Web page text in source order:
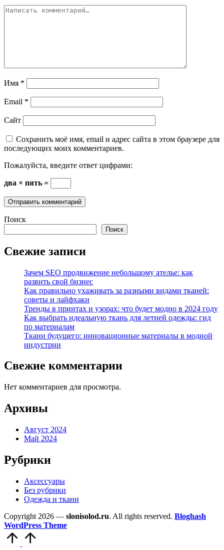
Имя *
Email *
Сайт
Сохранить моё имя, email и адрес сайта в этом браузере для
последующих моих комментариев.
Пожалуйста, введите ответ цифрами:
два × пять =
Поиск
Поиск
Свежие записи
Зачем SEO продвижение небольшому ателье: как
развить свой бизнес
Как правильно ухаживать за разными видами тканей:
советы и лайфхаки
Тренды в принтах и узорах: что будет модно в 2024 году
Как выбрать идеальную ткань для летней одежды: гид
по материалам
Ткани будущего: инновационные материалы в модной
индустрии
Свежие комментарии
Нет комментариев для просмотра.
Архивы
Август 2024
Май 2024
Рубрики
Аксессуары
Без рубрики
Одежда и ткани
Copyright 2026 — slonisolod.ru. All rights reserved. Bloghash
WordPress Theme